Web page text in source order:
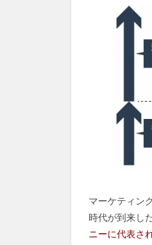
マーケティン
時代が到来し
ニーに代表さ